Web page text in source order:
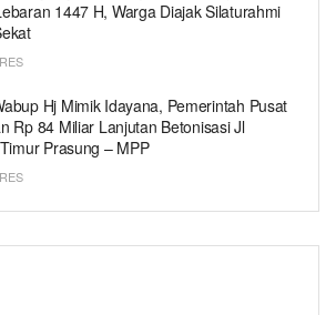
1447 H, Warga Diajak Silaturahmi
Hj Mimik Idayana, Pemerintah Pusat
Rp 84 Miliar Lanjutan Betonisasi Jl
Prasung – MPP